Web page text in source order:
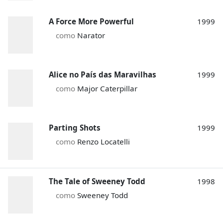
A Force More Powerful
como Narator
1999
Alice no País das Maravilhas
como Major Caterpillar
1999
Parting Shots
como Renzo Locatelli
1999
The Tale of Sweeney Todd
como Sweeney Todd
1998